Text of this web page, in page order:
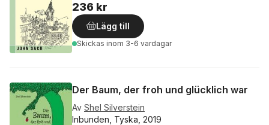
236 kr
Lägg till
Skickas inom 3-6 vardagar
Der Baum, der froh und glücklich war
Av Shel Silverstein
Inbunden, Tyska, 2019